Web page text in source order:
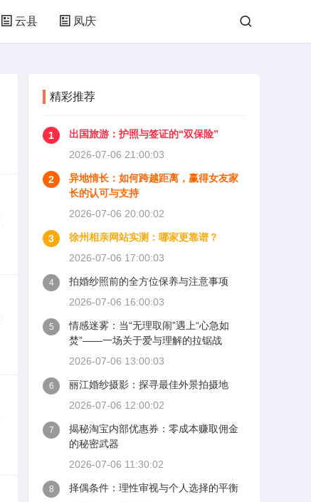
云县 凤庆
精彩推荐
1
出国旅游：护照与签证的“双保险”
2026-07-06 21:00:03
2
异地情长：如何跨越距离，赢得女友家
长的认可与支持
2026-07-06 20:00:02
3
徐州相亲网站实测：哪家更靠谱？
2026-07-06 17:00:03
4
拍婚纱照前的全方位保养与注意事项
2026-07-06 16:00:03
5
情感迷雾：当“无理取闹”遇上“心急如
焚”——一场关于爱与理解的拉锯战
2026-07-06 13:00:03
6
丽江婚纱摄影：探寻最佳外景拍摄地
2026-07-06 12:00:02
7
揭秘淘宝内部优惠券：零成本赚取佣金
的秘密武器
2026-07-06 11:30:02
8
择偶条件：理性审视与个人选择的平衡